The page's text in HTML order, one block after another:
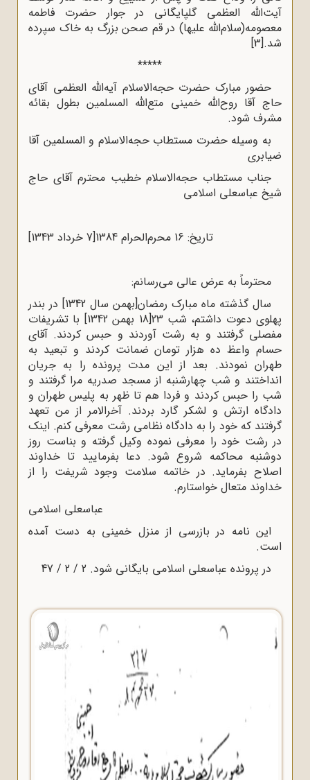
آیت‌الله العظمی گلپایگانی در جوار حضرت فاطمه
معصومه(سلام‌الله علیها) در قم صحن بزرگ به خاک سپرده
شد.[3]
*****
حضور مبارک حضرت حجه‌الاسلام آیه‌اللّه‌ العظمى آقاى
حاج آقا روح‌الله‌ خمینى متع‌الله‌ المسلمین بطول بقائه
مشرف شود.
به وسیله حضرت مستطاب حجه‌الاسلام و المسلمین آقا
ضیابرى
جناب مستطاب حجه‌الاسلام خطیب محترم آقاى حاج
شیخ عباسعلى اسلامى
تاریخ: 16 محرم‌الحرام 1384[7 خرداد 1343]
محترماً به عرض عالى مى‌رسانم:
سال گذشته ماه مبارک رمضان[بهمن سال 1342] در بندر
پهلوى دعوت داشتم، شب 23[18 بهمن 1342] با تشریفات
مفصلى گرفتند و به رشت آوردند و حبس کردند. آقاى
حسام واعظ ده هزار تومان ضمانت کردند و تبعید به
طهران نمودند. بعد از این مدت پرونده را به جریان
انداختند و شب چهارشنبه از مسجد صدریه مرا گرفتند و
شب را حبس کردند و فردا هم تا ظهر به پلیس طهران و
دادگاه ارتش و لشکر گارد بردند. آخرالامر از من تعهد
گرفتند که خود را به دادگاه نظامى رشت معرفى کنم. اینک
در رشت خود را معرفى نموده وکیل گرفته و بناست روز
دوشنبه محاکمه شروع شود. دعا بفرمایید تا خداوند
اصلاح بفرماید. در خاتمه سلامت وجود شریفت را از
خداوند متعال خواستارم.
عباسعلى اسلامى
این نامه در بازرسى از منزل خمینى به دست آمده
است.
در پرونده عباسعلى اسلامى بایگانى شود. 2 / 2 / 47